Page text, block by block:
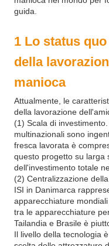
guida.
1 Lo status
della
manioca
Attualmente, le
della lavorazione
(1) Scala di
multinazionali sono
fresca lavorata è
questo progetto su larga
dell'investimento totale
(2) Centralizzazione
ISI in Danimarca
apparecchiature
tra le apparecchiature
Tailandia e Brasile è
Il livello della tecnologia